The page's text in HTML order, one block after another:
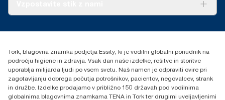
Essity Hungary Kft. Professional Hygiene
Budakeszi út 51.
Tork, blagovna znamka podjetja Essity, ki je vodilni globalni ponudnik na
področju higiene in zdravja. Vsak dan naše izdelke, rešitve in storitve
uporablja milijarda ljudi po vsem svetu. Naš namen je odpraviti ovire pri
zagotavljanju dobrega počutja potrošnikov, pacientov, negovalcev, strank
in družbe. Izdelke prodajamo v približno 150 državah pod vodilnima
globalnima blagovnima znamkama TENA in Tork ter drugimi uveljavljenimi